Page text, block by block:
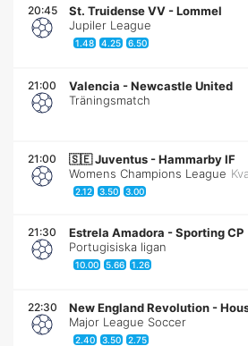
20:45 St. Truidense VV -Lommel
Jupiler League
1.48 4.25 6.50
21:00 Valencia -Newcastle United
Träningsmatch
21:00 🇸🇪Juventus -Hammarby IF
Womens Champions League
2.12 3.50 3.00
21:30 Estrela Amadora -Sporting CP
Portugisiska ligan
10.00 5.66 1.26
22:30 New England Revolution -
Major League Soccer
2.40 3.50 2.75